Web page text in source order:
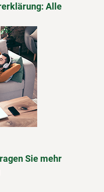
Alle
Sie mehr